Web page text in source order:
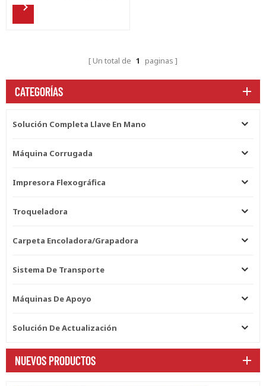
útil y funcionamiento estable
Un total de 1 paginas
CATEGORÍAS
Solución Completa Llave En Mano
Máquina Corrugada
Impresora Flexográfica
Troqueladora
Carpeta Encoladora/grapadora
Sistema De Transporte
Máquinas De Apoyo
Solución De Actualización
NUEVOS PRODUCTOS